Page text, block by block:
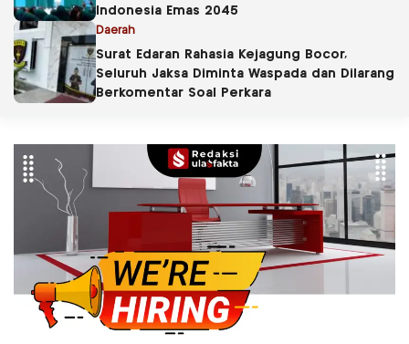
Indonesia Emas 2045
Daerah
Surat Edaran Rahasia Kejagung Bocor,
Seluruh Jaksa Diminta Waspada dan Dilarang
Berkomentar Soal Perkara